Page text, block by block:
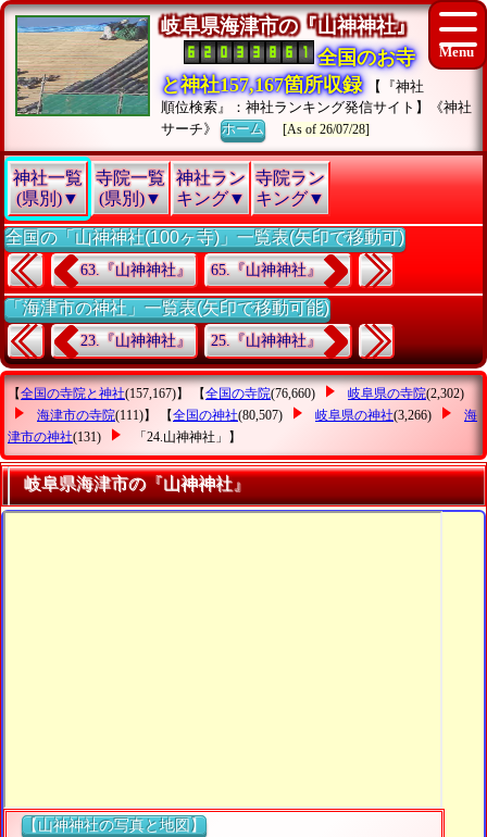
岐阜県海津市の『山神神社』
全国のお寺
と神社157,167箇所収録
【『神社
順位検索』：神社ランキング発信サイト】《神社
サーチ》ホーム [As of 26/07/28]
神社一覧
(県別)▼
寺院一覧
(県別)▼
神社ラン
キング▼
寺院ラン
キング▼
全国の「山神神社(100ヶ寺)」一覧表(矢印で移動可)
63.『山神神社』 65.『山神神社』
「海津市の神社」一覧表(矢印で移動可能)
23.『山神神社』 25.『山神神社』
【全国の寺院と神社(157,167)】 【全国の寺院(76,660) 岐阜県の寺院(2,302)
海津市の寺院(111)】 【全国の神社(80,507) 岐阜県の神社(3,266)
海
津市の神社(131) 「24.山神神社」 】
岐阜県海津市の『山神神社』
【山神神社の写真と地図】